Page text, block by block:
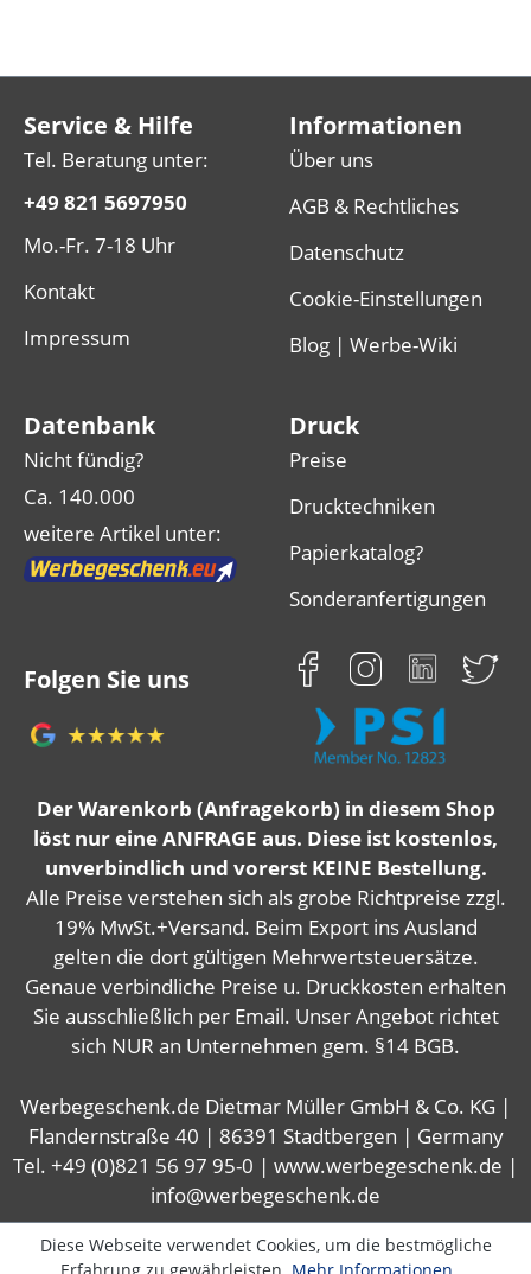
Service & Hilfe
Tel. Beratung unter:
+49 821 5697950
Mo.-Fr. 7-18 Uhr
Kontakt
Impressum
Informationen
Über uns
AGB & Rechtliches
Datenschutz
Cookie-Einstellungen
Blog | Werbe-Wiki
Datenbank
Nicht fündig?
Ca. 140.000
weitere Artikel unter:
Druck
Preise
Drucktechniken
Papierkatalog?
Sonderanfertigungen
Folgen Sie uns
Der Warenkorb (Anfragekorb) in diesem Shop
löst nur eine ANFRAGE aus. Diese ist kostenlos,
unverbindlich und vorerst KEINE Bestellung.
Alle Preise verstehen sich als grobe Richtpreise zzgl.
19% MwSt.+Versand. Beim Export ins Ausland
gelten die dort gültigen Mehrwertsteuersätze.
Genaue verbindliche Preise u. Druckkosten erhalten
Sie ausschließlich per Email. Unser Angebot richtet
sich NUR an Unternehmen gem. §14 BGB.
Werbegeschenk.de Dietmar Müller GmbH & Co. KG |
Flandernstraße 40 | 86391 Stadtbergen | Germany
Tel. +49 (0)821 56 97 95-0 | www.werbegeschenk.de |
info@werbegeschenk.de
Diese Webseite verwendet Cookies, um die bestmögliche